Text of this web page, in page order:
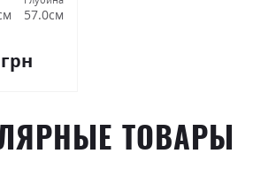
57.0см
ТОВАРЫ